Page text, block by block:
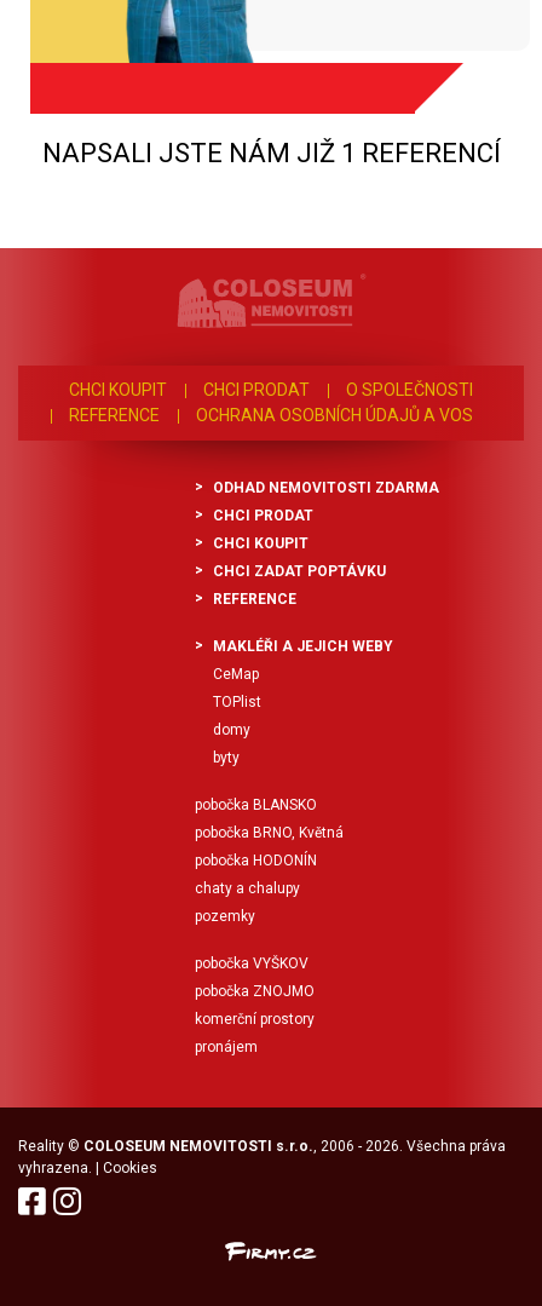
NAPSALI JSTE NÁM JIŽ 1 REFERENCÍ
CHCI KOUPIT CHCI PRODAT
O SPOLEČNOSTI
REFERENCE
OCHRANA OSOBNÍCH ÚDAJŮ A VOS
ODHAD NEMOVITOSTI ZDARMA
CHCI PRODAT
CHCI KOUPIT
CHCI ZADAT POPTÁVKU
REFERENCE
MAKLÉŘI A JEJICH WEBY
CeMap
TOPlist
domy
byty
pobočka BLANSKO
pobočka BRNO, Květná
pobočka HODONÍN
chaty a chalupy
pozemky
pobočka VYŠKOV
pobočka ZNOJMO
komerční prostory
pronájem
Reality © COLOSEUM NEMOVITOSTI s.r.o. , 2006 - 2026. Všechna práva
vyhrazena. | Cookies